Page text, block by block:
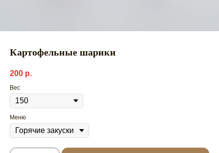
Картофельные шарики
200 р.
Вес
Меню